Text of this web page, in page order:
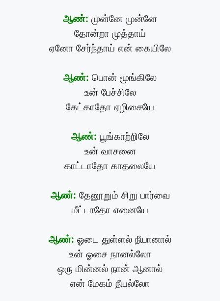
ஆண்: முன்னே முன்னே
தோன்றா முத்தாய்
ஏனோ சேர்ந்தாய் என் கையிலே
ஆண்: பொன் மூங்கிலே
உன் பேச்சிலே
கேட்காதோ ஏழிசையே
ஆண்: பூங்காற்றிலே
உன் வாசனை
காட்டாதோ காதலையே
ஆண்: தேனூறும் சிறு பார்வை
மீட்டாதோ எனையே
ஆண்: ஓடை துள்ளல் நீயானால்
உன் ஓசை நானல்லோ
ஒரு மின்னல் நான் ஆனால்
என் மேகம் நீயல்லோ